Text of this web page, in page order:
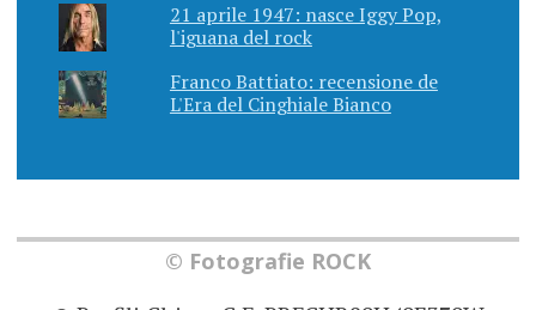
21 aprile 1947: nasce Iggy Pop,
l'iguana del rock
Franco Battiato: recensione de
L'Era del Cinghiale Bianco
© Fotografie ROCK